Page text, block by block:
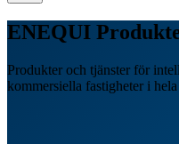
ENEQUI
Produkter och tjänster för
kommersiella fastigheter i